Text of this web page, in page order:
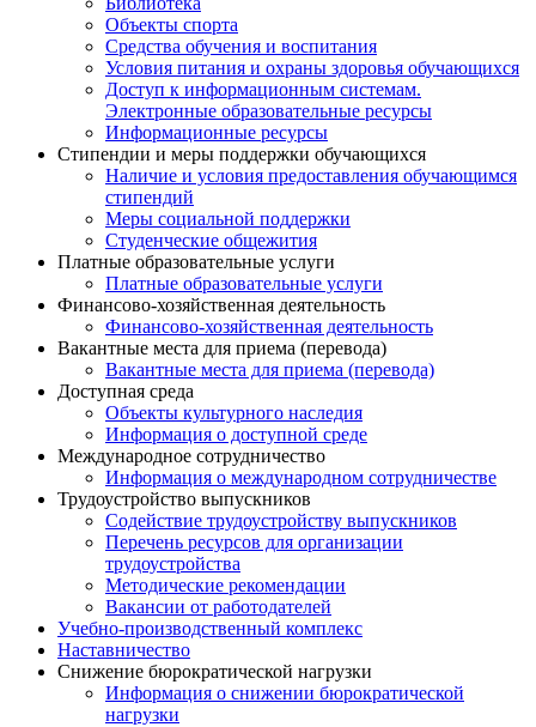
Объекты спорта
Средства обучения и воспитания
Условия питания и охраны здоровья обучающихся
Доступ к информационным системам.
Электронные образовательные ресурсы
Информационные ресурсы
Стипендии и меры поддержки обучающихся
Наличие и условия предоставления обучающимся
стипендий
Меры социальной поддержки
Студенческие общежития
Платные образовательные услуги
Платные образовательные услуги
Финансово-хозяйственная деятельность
Финансово-хозяйственная деятельность
Вакантные места для приема (перевода)
Вакантные места для приема (перевода)
Доступная среда
Объекты культурного наследия
Информация о доступной среде
Международное сотрудничество
Информация о международном сотрудничестве
Трудоустройство выпускников
Содействие трудоустройству выпускников
Перечень ресурсов для организации
трудоустройства
Методические рекомендации
Вакансии от работодателей
Учебно-производственный комплекс
Наставничество
Снижение бюрократической нагрузки
Информация о снижении бюрократической
нагрузки